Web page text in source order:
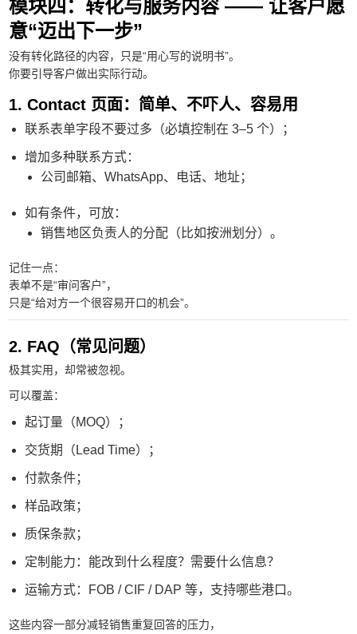
模块四：转化与服务内容 —— 让客户愿
意“迈出下一步”
没有转化路径的内容，只是“用心写的说明书”。
你要引导客户做出实际行动。
1. Contact 页面：简单、不吓人、容易用
联系表单字段不要过多（必填控制在 3–5 个）；
增加多种联系方式：
公司邮箱、WhatsApp、电话、地址；
如有条件，可放：
销售地区负责人的分配（比如按洲划分）。
记住一点：
表单不是“审问客户”，
只是“给对方一个很容易开口的机会”。
2. FAQ（常见问题）
极其实用，却常被忽视。
可以覆盖：
起订量（MOQ）；
交货期（Lead Time）；
付款条件；
样品政策；
质保条款；
定制能力：能改到什么程度？需要什么信息？
运输方式：FOB / CIF / DAP 等，支持哪些港口。
这些内容一部分减轻销售重复回答的压力，